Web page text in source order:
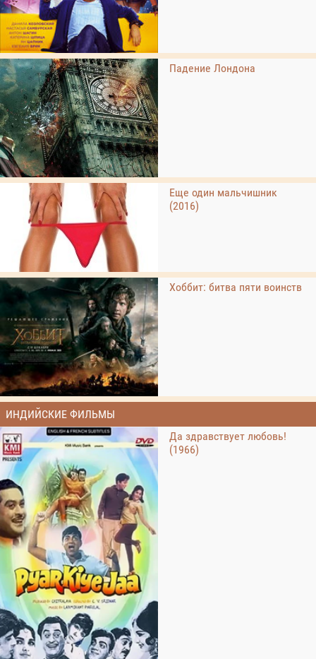
Падение Лондона
Еще один мальчишник
(2016)
Хоббит: битва пяти воинств
ИНДИЙСКИЕ ФИЛЬМЫ
Да здравствует любовь!
(1966)